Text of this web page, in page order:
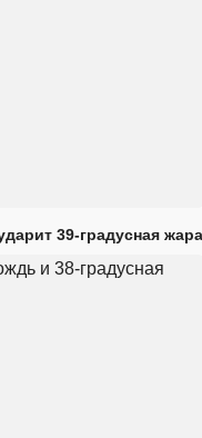
39-градусная жара